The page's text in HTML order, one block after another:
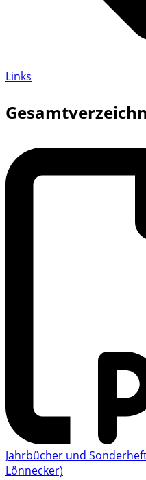
Links
Jahrbücher und
Lönnecker)